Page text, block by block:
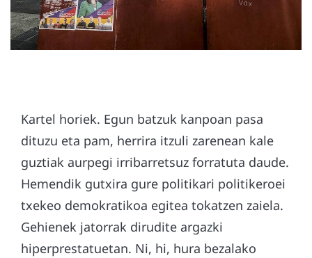
Kartel horiek. Egun batzuk kanpoan pasa
dituzu eta pam, herrira itzuli zarenean kale
guztiak aurpegi irribarretsuz forratuta daude.
Hemendik gutxira gure politikari politikeroei
txekeo demokratikoa egitea tokatzen zaiela.
Gehienek jatorrak dirudite argazki
hiperprestatuetan. Ni, hi, hura bezalako